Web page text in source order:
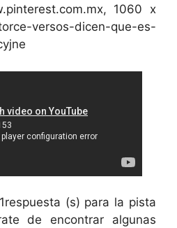
1060 x
versos-dicen-que-es-
(s) para la pista
de encontrar algunas